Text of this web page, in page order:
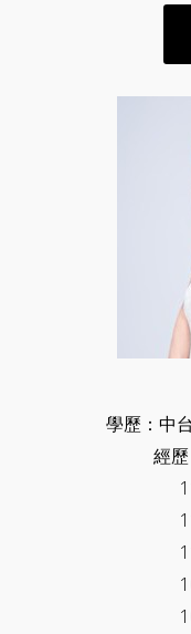
學歷：中
經